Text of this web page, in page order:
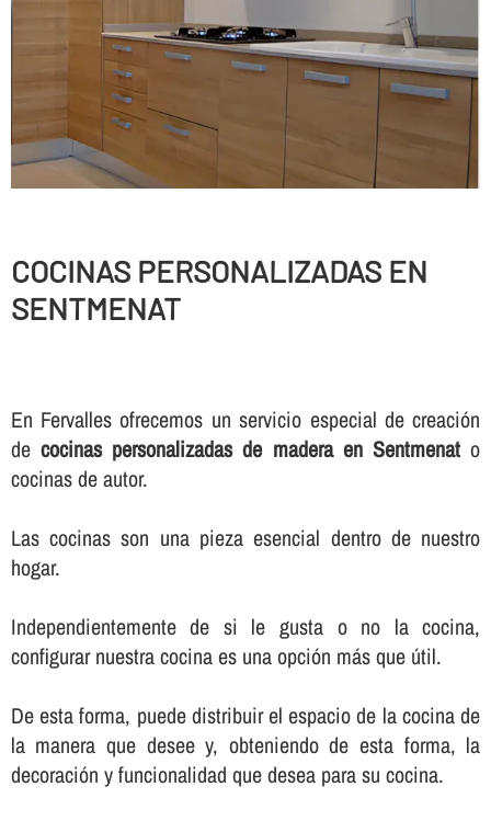
COCINAS PERSONALIZADAS EN
SENTMENAT
En Fervalles ofrecemos un servicio especial de creación
de cocinas personalizadas de madera en Sentmenat o
cocinas de autor.
Las cocinas son una pieza esencial dentro de nuestro
hogar.
Independientemente de si le gusta o no la cocina,
configurar nuestra cocina es una opción más que útil.
De esta forma, puede distribuir el espacio de la cocina de
la manera que desee y, obteniendo de esta forma, la
decoración y funcionalidad que desea para su cocina.